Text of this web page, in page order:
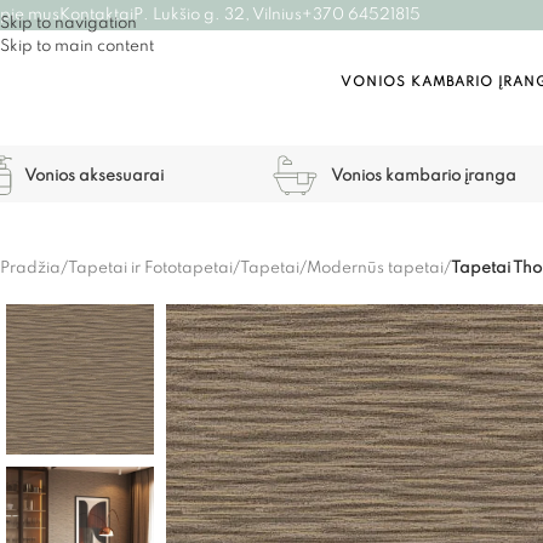
Skip to navigation
Skip to main content
mus Kontaktai P. Lukšio g. 32, Vilnius +370 64521815
VONIOS KAMBARIO
Vonios aksesuarai Vonios kambario įranga
Pradžia/ Tapetai ir Fototapetai/ Tapetai/Modernūs tapetai/ Tapetai